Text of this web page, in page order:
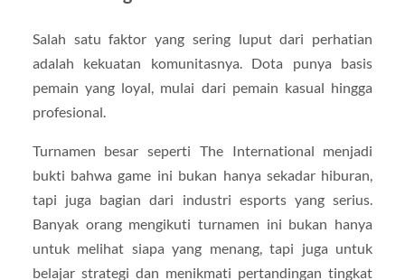
Salah satu faktor yang sering luput dari perhatian
adalah kekuatan komunitasnya. Dota punya basis
pemain yang loyal, mulai dari pemain kasual hingga
profesional.
Turnamen besar seperti The International menjadi
bukti bahwa game ini bukan hanya sekadar hiburan,
tapi juga bagian dari industri esports yang serius.
Banyak orang mengikuti turnamen ini bukan hanya
untuk melihat siapa yang menang, tapi juga untuk
belajar strategi dan menikmati pertandingan tingkat